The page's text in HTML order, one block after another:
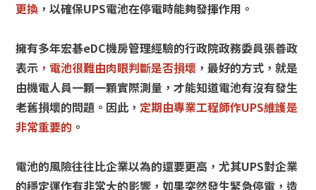
更換 ，以確保UPS電池在停電時能夠發揮作用。
擁有多年宏碁eDC機房管理經驗的行政院政務委員張善政
表示 ， 電池很難由肉眼判斷是否損壞 ，最好的方式，就是
由機電人員一顆一顆實際測量，才能知道電池有沒有發生
老舊損壞的問題。因此， 定期由專業工程師作UPS維護是
非常重要的 。
電池的風險往往比企業以為的還要更高，尤其UPS對企業
的穩定運作有非常大的影響，如果突然發生緊急停電，造